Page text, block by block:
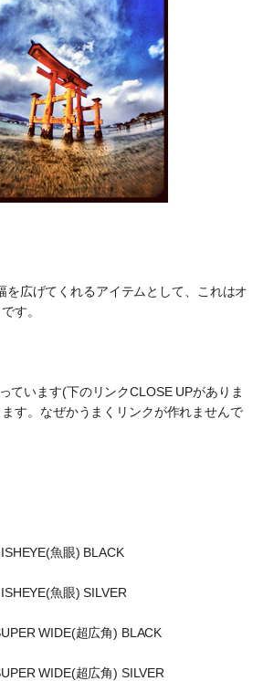
を広げてくれるアイテムとして、これはオ
す。
ています(下のリンクCLOSE UPがありま
す。なぜかうまくリンクが作れませんで
魚眼) BLACK
魚眼) SILVER
WIDE(超広角) BLACK
WIDE(超広角) SILVER